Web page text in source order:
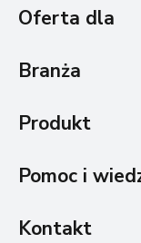
Oferta dla
Branża
Produkt
Pomoc i
Kontakt